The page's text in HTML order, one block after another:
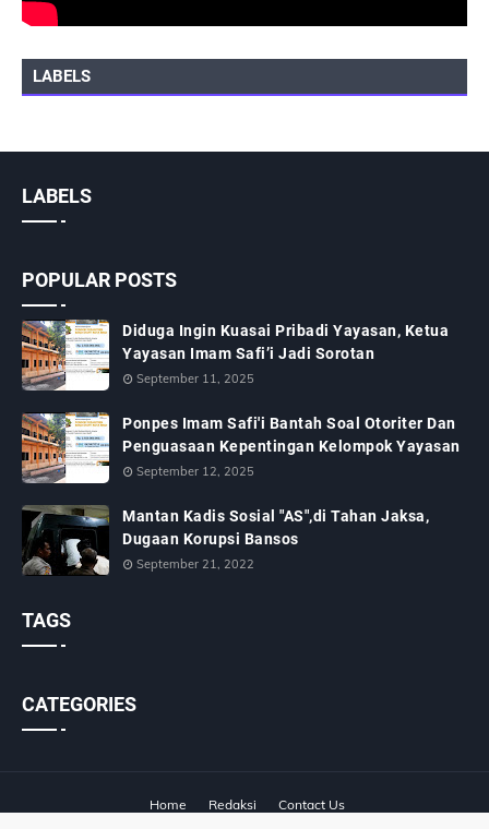
LABELS
LABELS
POPULAR POSTS
Diduga Ingin Kuasai Pribadi Yayasan, Ketua
Yayasan Imam Safi’i Jadi Sorotan
September 11, 2025
Ponpes Imam Safi'i Bantah Soal Otoriter Dan
Penguasaan Kepentingan Kelompok Yayasan
September 12, 2025
Mantan Kadis Sosial "AS",di Tahan Jaksa,
Dugaan Korupsi Bansos
September 21, 2022
TAGS
CATEGORIES
Home Redaksi Contact Us